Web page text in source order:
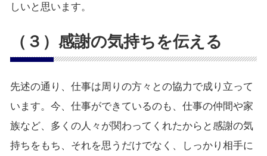
しいと思います。
（３）感謝の気持ちを伝える
先述の通り、仕事は周りの方々との協力で成り立って
います。今、仕事ができているのも、仕事の仲間や家
族など、多くの人々が関わってくれたからと感謝の気
持ちをもち、それを思うだけでなく、しっかり相手に